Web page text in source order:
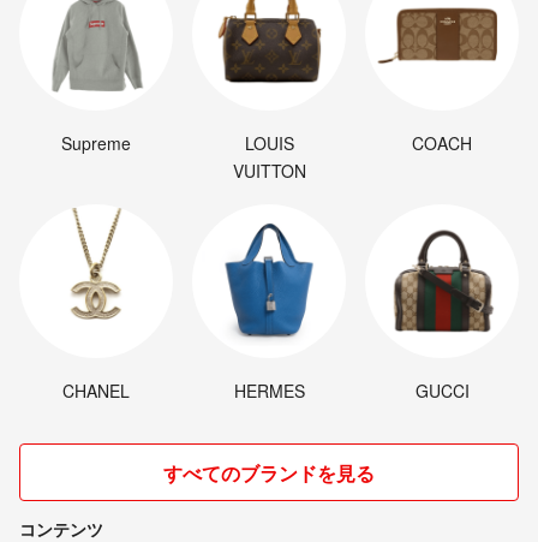
Supreme
LOUIS
VUITTON
COACH
CHANEL HERMES GUCCI
すべてのブランドを見る
コンテンツ